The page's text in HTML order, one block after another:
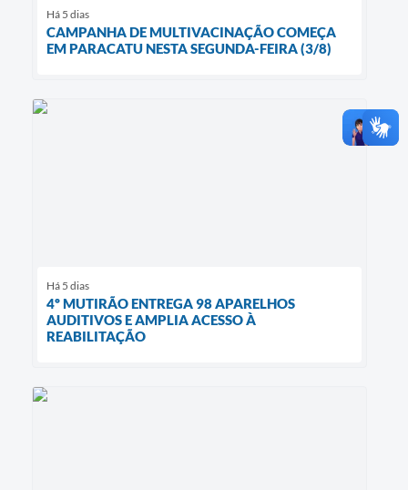
Há 5 dias
CAMPANHA DE MULTIVACINAÇÃO COMEÇA
EM PARACATU NESTA SEGUNDA-FEIRA (3/8)
Há 5 dias
4º MUTIRÃO ENTREGA 98 APARELHOS
AUDITIVOS E AMPLIA ACESSO À
REABILITAÇÃO